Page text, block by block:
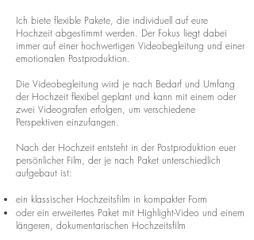
Ich biete flexible Pakete, die individuell auf eure
Hochzeit abgestimmt werden. Der Fokus liegt dabei
immer auf einer hochwertigen Videobegleitung und einer
emotionalen Postproduktion.
Die Videobegleitung wird je nach Bedarf und Umfang
der Hochzeit flexibel geplant und kann mit einem oder
zwei Videografen erfolgen, um verschiedene
Perspektiven einzufangen.
Nach der Hochzeit entsteht in der Postproduktion euer
persönlicher Film, der je nach Paket unterschiedlich
aufgebaut ist:
ein klassischer Hochzeitsfilm in kompakter Form
oder ein erweitertes Paket mit Highlight-Video und einem
längeren, dokumentarischen Hochzeitsfilm